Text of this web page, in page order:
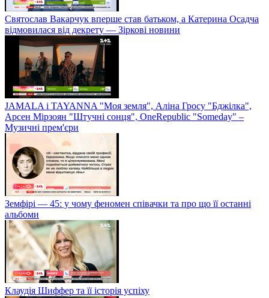
Святослав Вакарчук вперше став батьком, а Катерина Осадча
відмовилася від декрету — Зіркові новини
JAMALA і TAYANNA "Моя земля", Аліна Гросу "Бджілка",
Арсен Мірзоян "Штучні сонця", OneRepublic "Someday" –
Музичні прем'єри
Земфірі — 45: у чому феномен співачки та про що її останні
альбоми
Клаудія Шиффер та її історія успіху